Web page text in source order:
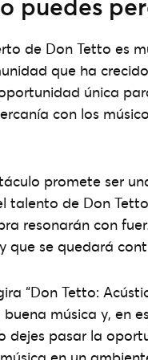
de Don Tetto es
que ha
oportunidad única
con los
promete ser
talento de Don
resonarán con
que se quedará
“Don Tetto:
música y, en
dejes pasar la